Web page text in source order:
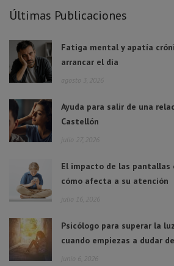
Últimas Publicaciones
Fatiga mental y apatía
arrancar el día
agosto 3, 2026
Ayuda para salir de una
Castellón
julio 27, 2026
El impacto de las pantallas
cómo afecta a su atención
julio 16, 2026
Psicólogo para superar la
cuando empiezas a dudar
junio 6, 2026